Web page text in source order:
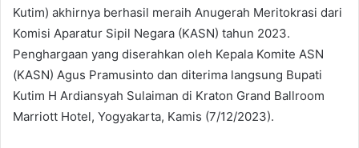
Kutim) akhirnya berhasil meraih Anugerah Meritokrasi dari
Komisi Aparatur Sipil Negara (KASN) tahun 2023.
Penghargaan yang diserahkan oleh Kepala Komite ASN
(KASN) Agus Pramusinto dan diterima langsung Bupati
Kutim H Ardiansyah Sulaiman di Kraton Grand Ballroom
Marriott Hotel, Yogyakarta, Kamis (7/12/2023).